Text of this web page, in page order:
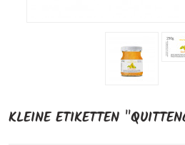
KLEINE ETIKETTEN